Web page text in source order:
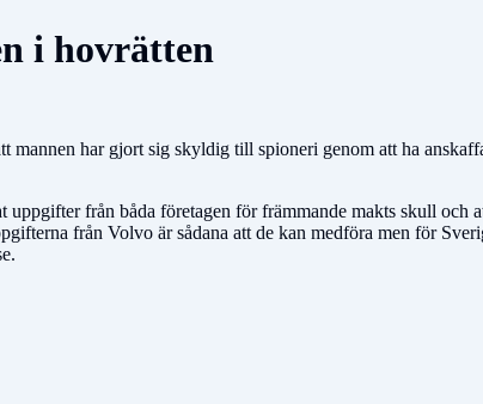
i hovrätten
mannen har gjort sig skyldig till spioneri genom att ha
uppgifter från båda företagen för främmande makts skull
från Volvo är sådana att de kan medföra men för